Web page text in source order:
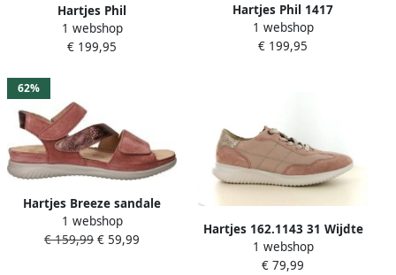
Hartjes Phil
1 webshop
€ 199,95
Hartjes Phil 1417
1 webshop
€ 199,95
62%
Hartjes Breeze sandale
132.1135 peach perzik
1 webshop
€ 159,99 € 59,99
Hartjes 162.1143 31 Wijdte
G Sneakers
1 webshop
€ 79,99